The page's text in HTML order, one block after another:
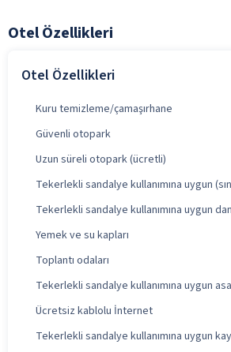
Otel Özellikleri
Otel Özellikleri
Kuru temizleme/çamaşırhane
Güvenli otopark
Uzun süreli otopark (ücretli)
Tekerlekli sandalye kullanımına uygun
Tekerlekli sandalye kullanımına uygun
Yemek ve su kapları
Toplantı odaları
Tekerlekli sandalye kullanımına uygun
Ücretsiz kablolu İnternet
Tekerlekli sandalye kullanımına uygun